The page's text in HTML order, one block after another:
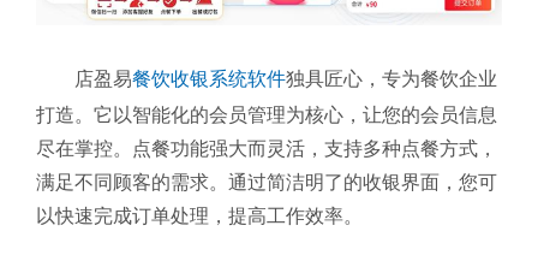
店盈易餐饮收银系统软件独具匠心，专为餐饮企业
打造。它以智能化的会员管理为核心，让您的会员信息
尽在掌控。点餐功能强大而灵活，支持多种点餐方式，
满足不同顾客的需求。通过简洁明了的收银界面，您可
以快速完成订单处理，提高工作效率。